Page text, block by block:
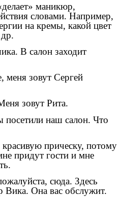
маникюр,
словами. Например,
на кремы, какой цвет
В салон заходит
меня зовут Сергей
зовут Рита.
посетили наш салон. Что
красивую прическу, потому
придут гости и мне
сюда. Здесь
Вика. Она вас обслужит.